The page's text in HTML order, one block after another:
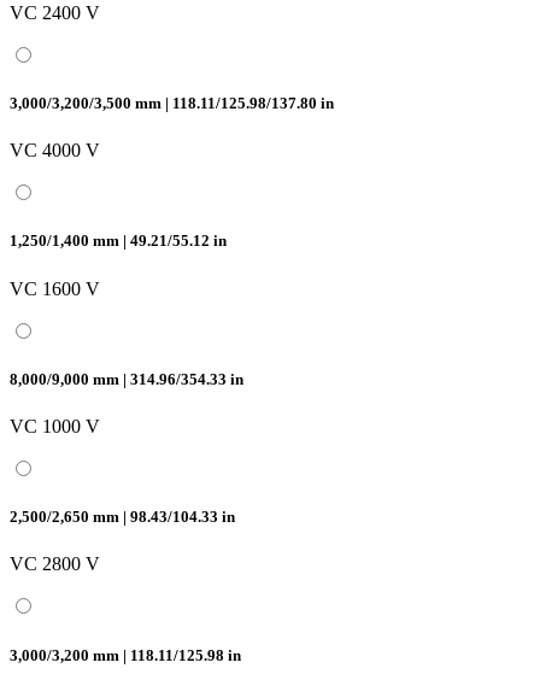
VC 2400 V
3,000/3,200/3,500 mm | 118.11/125.98/137.80 in
VC 4000 V
1,250/1,400 mm | 49.21/55.12 in
VC 1600 V
8,000/9,000 mm | 314.96/354.33 in
VC 1000 V
2,500/2,650 mm | 98.43/104.33 in
VC 2800 V
3,000/3,200 mm | 118.11/125.98 in